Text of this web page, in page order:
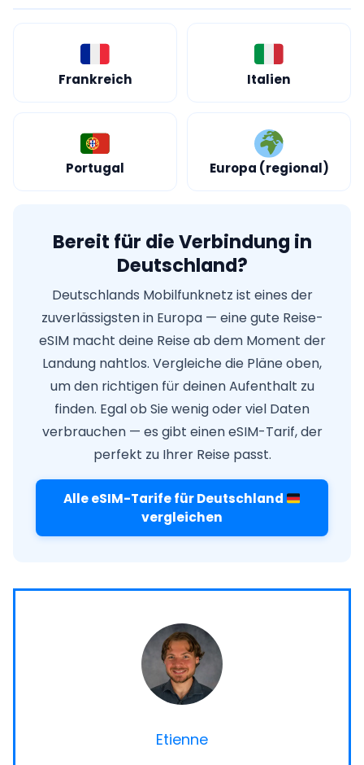
Frankreich Italien
Portugal Europa (regional)
Bereit für die Verbindung in
Deutschland?
Deutschlands Mobilfunknetz ist eines der
zuverlässigsten in Europa — eine gute Reise-
eSIM macht deine Reise ab dem Moment der
Landung nahtlos. Vergleiche die Pläne oben,
um den richtigen für deinen Aufenthalt zu
finden. Egal ob Sie wenig oder viel Daten
verbrauchen — es gibt einen eSIM-Tarif, der
perfekt zu Ihrer Reise passt.
Alle eSIM-Tarife für Deutschland
vergleichen
Etienne